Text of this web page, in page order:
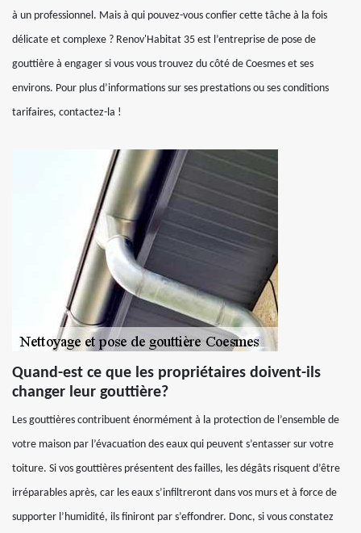
à un professionnel. Mais à qui pouvez-vous confier cette tâche à la fois
délicate et complexe ? Renov'Habitat 35 est l’entreprise de pose de
gouttière à engager si vous vous trouvez du côté de Coesmes et ses
environs. Pour plus d’informations sur ses prestations ou ses conditions
tarifaires, contactez-la !
Quand-est ce que les propriétaires doivent-ils
changer leur gouttière?
Les gouttières contribuent énormément à la protection de l’ensemble de
votre maison par l’évacuation des eaux qui peuvent s’entasser sur votre
toiture. Si vos gouttières présentent des failles, les dégâts risquent d’être
irréparables après, car les eaux s’infiltreront dans vos murs et à force de
supporter l’humidité, ils finiront par s’effondrer. Donc, si vous constatez